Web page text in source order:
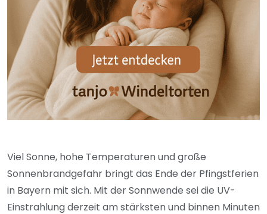
Viel Sonne, hohe Temperaturen und große
Sonnenbrandgefahr bringt das Ende der Pfingstferien
in Bayern mit sich. Mit der Sonnwende sei die UV-
Einstrahlung derzeit am stärksten und binnen Minuten